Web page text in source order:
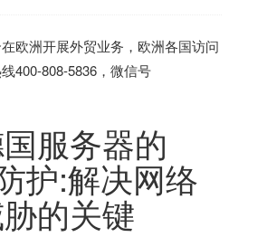
欧洲开展外贸业务，欧洲各国访问
400-808-5836，微信号
服务器的
护:解决网络
的关键